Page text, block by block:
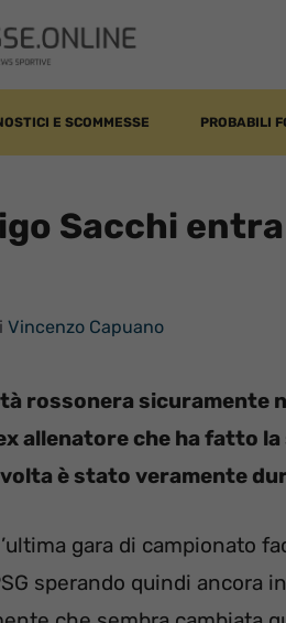
E SCOMMESSE PROBABILI
Sacchi
Vincenzo Capuano
rossonera sicuramente
allenatore che ha fatto
è stato veramente
gara di campionato
sperando quindi ancora